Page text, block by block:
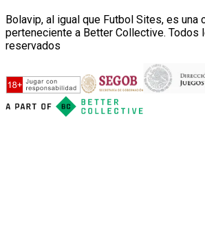
Bolavip, al igual que Futbol Sites, es una
perteneciente a Better Collective. Todos
reservados